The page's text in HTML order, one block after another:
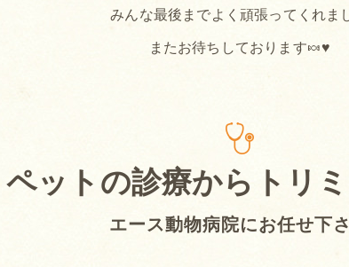
みんな最後までよく頑張ってくれま
またお待ちしております🍬♥
エース動物病院にお任せ下
ペットの診療からトリ